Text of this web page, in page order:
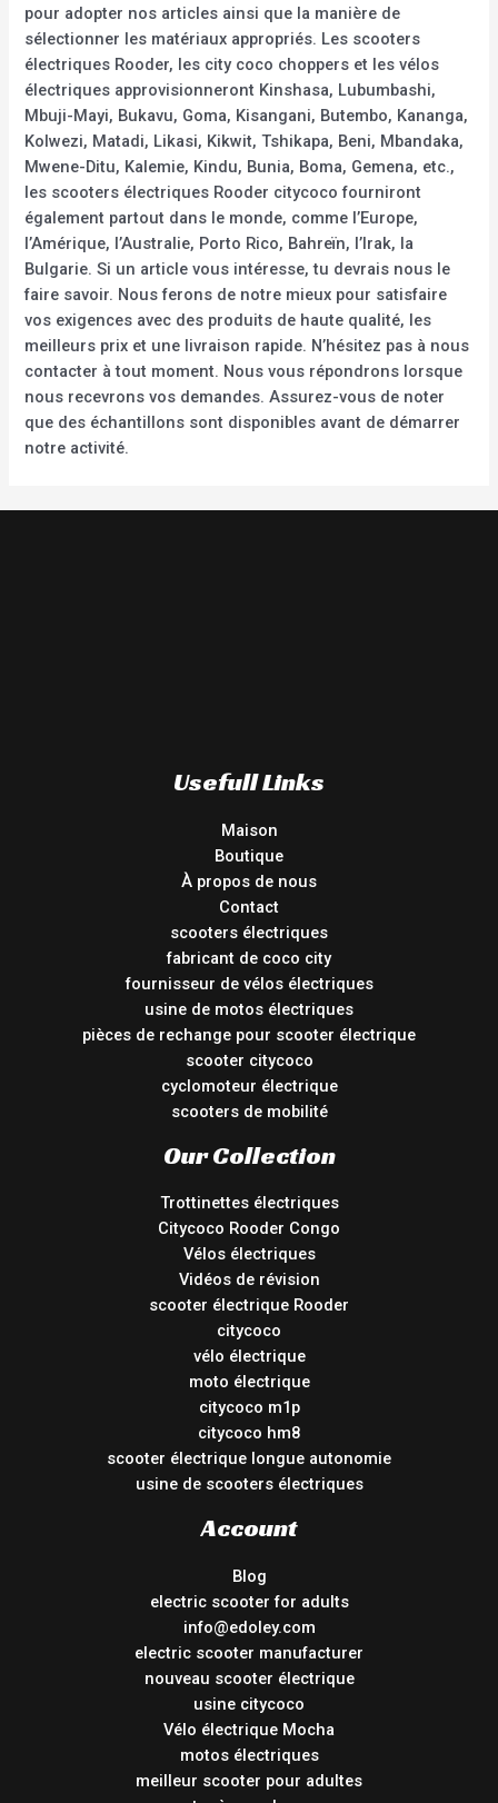
pour adopter nos articles ainsi que la manière de
sélectionner les matériaux appropriés. Les scooters
électriques Rooder, les city coco choppers et les vélos
électriques approvisionneront Kinshasa, Lubumbashi,
Mbuji-Mayi, Bukavu, Goma, Kisangani, Butembo, Kananga,
Kolwezi, Matadi, Likasi, Kikwit, Tshikapa, Beni, Mbandaka,
Mwene-Ditu, Kalemie, Kindu, Bunia, Boma, Gemena, etc.,
les scooters électriques Rooder citycoco fourniront
également partout dans le monde, comme l’Europe,
l’Amérique, l’Australie, Porto Rico, Bahreïn, l’Irak, la
Bulgarie. Si un article vous intéresse, tu devrais nous le
faire savoir. Nous ferons de notre mieux pour satisfaire
vos exigences avec des produits de haute qualité, les
meilleurs prix et une livraison rapide. N’hésitez pas à nous
contacter à tout moment. Nous vous répondrons lorsque
nous recevrons vos demandes. Assurez-vous de noter
que des échantillons sont disponibles avant de démarrer
notre activité.
Usefull Links
Maison
Boutique
À propos de nous
Contact
scooters électriques
fabricant de coco city
fournisseur de vélos électriques
usine de motos électriques
pièces de rechange pour scooter électrique
scooter citycoco
cyclomoteur électrique
scooters de mobilité
Our Collection
Trottinettes électriques
Citycoco Rooder Congo
Vélos électriques
Vidéos de révision
scooter électrique Rooder
citycoco
vélo électrique
moto électrique
citycoco m1p
citycoco hm8
scooter électrique longue autonomie
usine de scooters électriques
Account
Blog
electric scooter for adults
info@edoley.com
electric scooter manufacturer
nouveau scooter électrique
usine citycoco
Vélo électrique Mocha
motos électriques
meilleur scooter pour adultes